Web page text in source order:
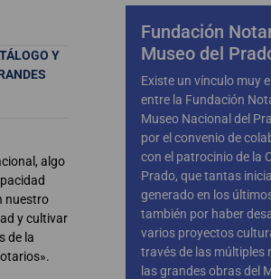
Y
algo
nuestro
y cultivar
de la
Fundación
Museo del
Existe un vínculo muy
entre la Fundación
Museo Nacional del
por el convenio de
con el patrocinio de la
Prado, que tantas
generado en los
también por haber
varios proyectos
través de las múltiples
las grandes obras del